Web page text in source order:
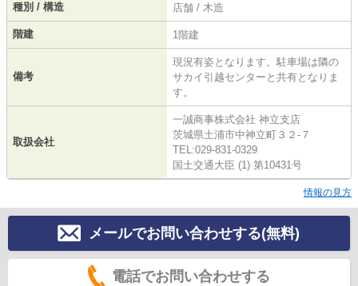
種別 / 構造 店舗 / 木造
階建 1階建
備考
現況有姿となります。駐車場は隣の
サカイ引越センターと共有となりま
す。
取扱会社
一誠商事株式会社 神立支店
茨城県土浦市中神立町３２‐７
TEL:029-831-0329
国土交通大臣 (1) 第10431号
情報の見方
メールでお問い合わせする(無料)
電話でお問い合わせする